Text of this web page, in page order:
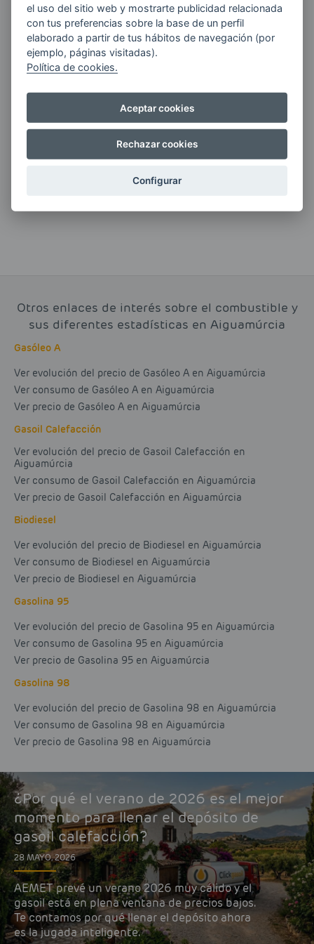
Quiero recibir las últimas novedades de AVIA
ENERGIAS por cualquier medio, incluido
electrónico. Más información
Si tienes alguna duda durante el
pedido escríbenos a:
contacto@clickgasoil.com
Otros enlaces de interés sobre el combustible y
sus diferentes estadísticas en Aiguamúrcia
Gasóleo A
Ver evolución del precio de Gasóleo A en Aiguamúrcia
Ver consumo de Gasóleo A en Aiguamúrcia
Ver precio de Gasóleo A en Aiguamúrcia
Gasoil Calefacción
Ver evolución del precio de Gasoil Calefacción en
Aiguamúrcia
Ver consumo de Gasoil Calefacción en Aiguamúrcia
Ver precio de Gasoil Calefacción en Aiguamúrcia
Biodiesel
Ver evolución del precio de Biodiesel en Aiguamúrcia
Ver consumo de Biodiesel en Aiguamúrcia
Ver precio de Biodiesel en Aiguamúrcia
Gasolina 95
Ver evolución del precio de Gasolina 95 en Aiguamúrcia
Ver consumo de Gasolina 95 en Aiguamúrcia
Ver precio de Gasolina 95 en Aiguamúrcia
Gasolina 98
Ver evolución del precio de Gasolina 98 en Aiguamúrcia
Ver consumo de Gasolina 98 en Aiguamúrcia
Ver precio de Gasolina 98 en Aiguamúrcia
¿Por qué el verano de 2026 es el mejor
momento para llenar el depósito de
gasoil calefacción?
28 MAYO, 2026
AEMET prevé un verano 2026 muy cálido y el
gasoil está en plena ventana de precios bajos.
Te contamos por qué llenar el depósito ahora
es la jugada inteligente.
el uso del sitio web y mostrarte publicidad relacionada
con tus preferencias sobre la base de un perfil
elaborado a partir de tus hábitos de navegación (por
ejemplo, páginas visitadas).
Política de cookies.
Aceptar cookies
Rechazar cookies
Configurar